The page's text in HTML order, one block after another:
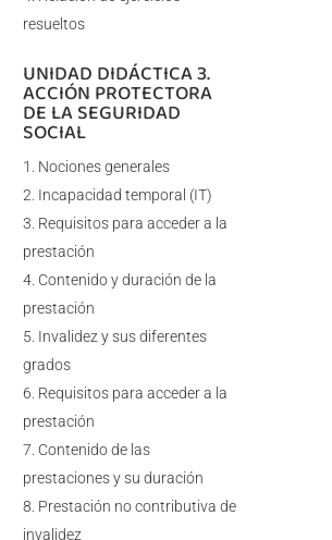
resueltos
UNIDAD DIDÁCTICA 3.
ACCIÓN PROTECTORA
DE LA SEGURIDAD
SOCIAL
Nociones generales
Incapacidad temporal (IT)
Requisitos para acceder a la
prestación
Contenido y duración de la
prestación
Invalidez y sus diferentes
grados
Requisitos para acceder a la
prestación
Contenido de las
prestaciones y su duración
Prestación no contributiva de
invalidez